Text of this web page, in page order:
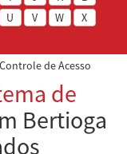
U V W
X
de Acesso
de
Bertioga